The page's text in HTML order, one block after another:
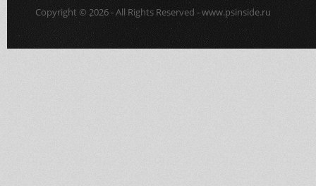
Copyright © 2026 - All Rights Reserved - www.psinside.ru